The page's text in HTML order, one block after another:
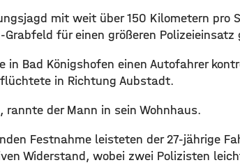
mit weit über 150 Kilometern
Grabfeld für einen größeren Polizeieinsatz
in Bad Königshofen einen Autofahrer
in Richtung Aubstadt.
rannte der Mann in sein Wohnhaus.
Festnahme leisteten der 27-jährige
Widerstand, wobei zwei Polizisten